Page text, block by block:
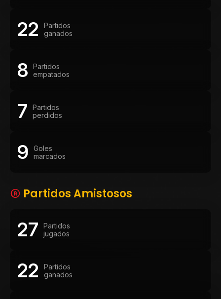
22
Partidos
ganados
8
Partidos
empatados
7
Partidos
perdidos
9
Goles
marcados
Partidos Amistosos
27
Partidos
jugados
22
Partidos
ganados